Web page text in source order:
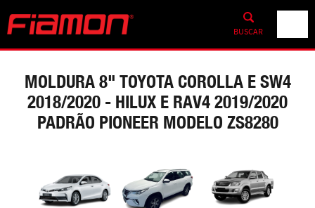
BUSCAR
MOLDURA 8" TOYOTA COROLLA E SW4
2018/2020 - HILUX E RAV4 2019/2020
PADRÃO PIONEER MODELO ZS8280